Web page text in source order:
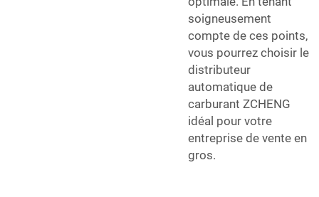
soigneusement
compte de ces points,
vous pourrez choisir le
distributeur
automatique de
carburant ZCHENG
idéal pour votre
entreprise de vente en
gros.